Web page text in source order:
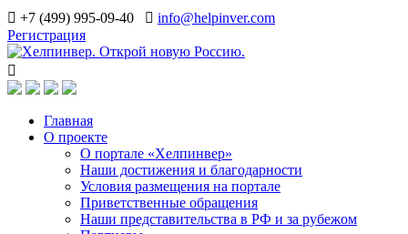
+7 (499) 995-09-40
info@helpinver.com
Регистрация
Главная
О проекте
О портале «Хелпинвер»
Наши достижения и благодарности
Условия размещения на портале
Приветственные обращения
Наши представительства в РФ и за рубежом